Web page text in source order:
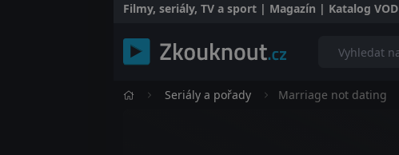
Filmy, seriály, TV a sport | Magazín | Katalog VOD
Seriály a pořady Marriage not dating